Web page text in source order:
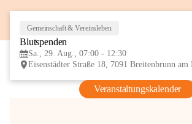
Gemeinschaft & Vereinsleben
Blutspenden
Sa., 29. Aug., 07:00 - 12:30
Veranstaltungskalender